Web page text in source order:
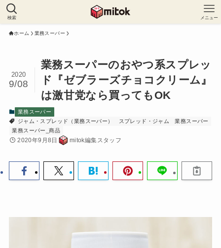
検索 メニュー
ホーム 業務スーパー
業務スーパーのおやつ系スプレッ
ド『ゼブラーズチョコクリーム』
は激甘党なら買ってもOK
2020
9/08
業務スーパー
ジャム・スプレッド（業務スーパー）
スプレッド・ジャム
業務スーパー
業務スーパー_商品
2020年9月8日 mitok編集スタッフ